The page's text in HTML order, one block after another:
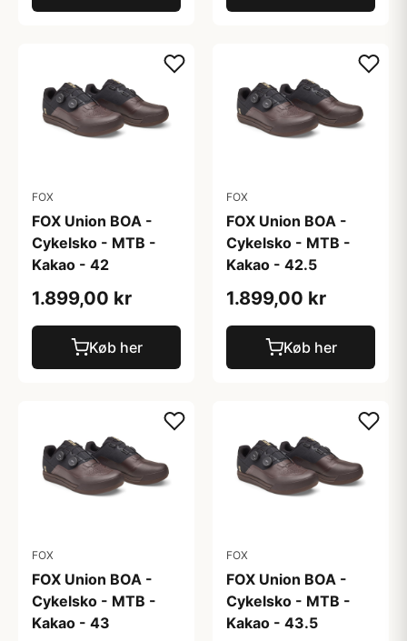
FOX
FOX Union BOA -
Cykelsko - MTB -
Kakao - 42
1.899,00 kr
Køb her
FOX
FOX Union BOA -
Cykelsko - MTB -
Kakao - 42.5
1.899,00 kr
Køb her
FOX
FOX Union BOA -
Cykelsko - MTB -
Kakao - 43
FOX
FOX Union BOA -
Cykelsko - MTB -
Kakao - 43.5